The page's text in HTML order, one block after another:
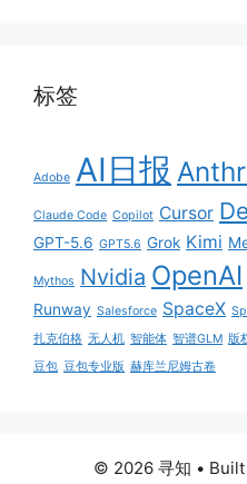
标签
Adobe AI日报
Claude Code Copilot Cursor
GPT-5.6 GPT5.6 Grok Kimi
Mythos Nvidia OpenAI
Runway Salesforce SpaceX
扎克伯格 无人机 智能体 智谱GLM 版
豆包 豆包专业版 赫库兰尼姆古卷
© 2026 寻知 •